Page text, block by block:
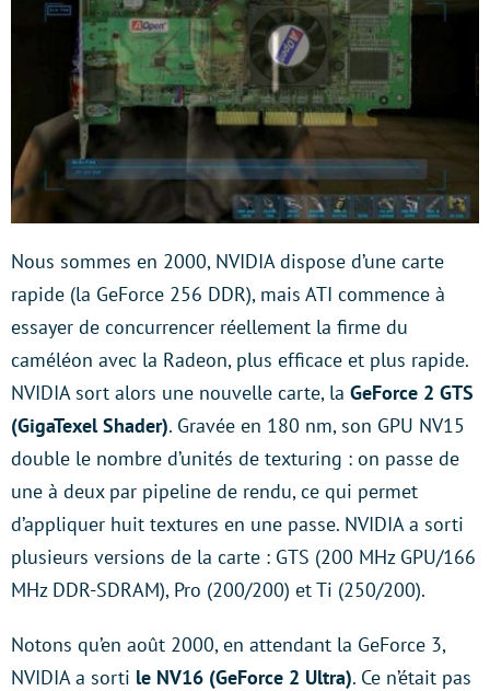
Nous sommes en 2000, NVIDIA dispose d’une carte
rapide (la GeForce 256 DDR), mais ATI commence à
essayer de concurrencer réellement la firme du
caméléon avec la Radeon, plus efficace et plus rapide.
NVIDIA sort alors une nouvelle carte, la GeForce 2 GTS
(GigaTexel Shader). Gravée en 180 nm, son GPU NV15
double le nombre d’unités de texturing : on passe de
une à deux par pipeline de rendu, ce qui permet
d’appliquer huit textures en une passe. NVIDIA a sorti
plusieurs versions de la carte : GTS (200 MHz GPU/166
MHz DDR-SDRAM), Pro (200/200) et Ti (250/200).
Notons qu’en août 2000, en attendant la GeForce 3,
NVIDIA a sorti le NV16 (GeForce 2 Ultra). Ce n’était pas